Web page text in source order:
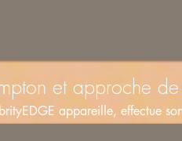
et approche
appareille, effectue